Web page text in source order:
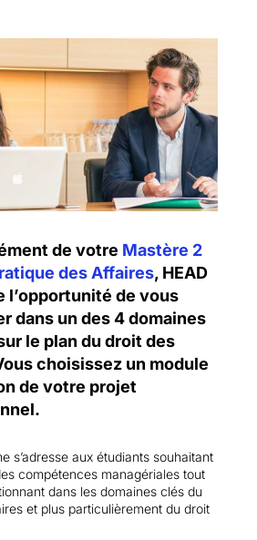
de votre Mastère 2
des Affaires, HEAD
l’opportunité de vous
dans un des 4 domaines
le plan du droit des
choisissez un module
de votre projet
s’adresse aux étudiants souhaitant
compétences managériales tout
dans les domaines clés du
et plus particulièrement du droit